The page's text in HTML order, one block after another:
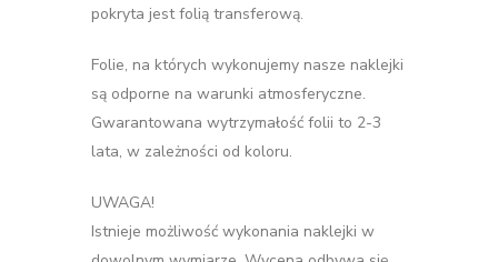
pokryta jest folią transferową.
Folie, na których wykonujemy nasze naklejki
są odporne na warunki atmosferyczne.
Gwarantowana wytrzymałość folii to 2-3
lata, w zależności od koloru.
UWAGA!
Istnieje możliwość wykonania naklejki w